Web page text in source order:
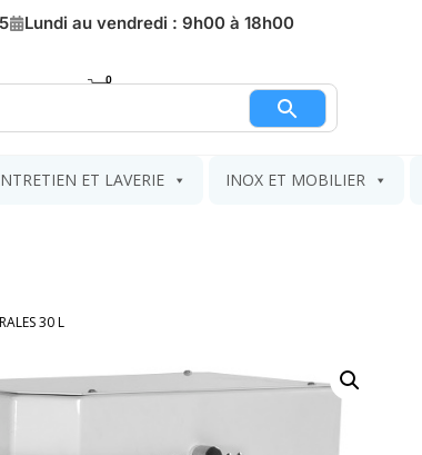
Lundi au vendredi : 9h00 à 18h00
compte Mon panier
ET LAVERIE INOX ET MOBILIER
30 L